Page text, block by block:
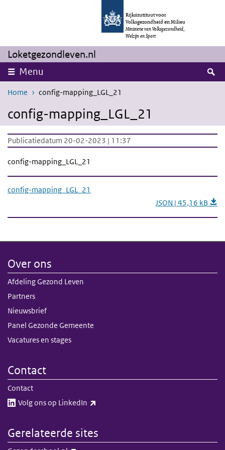
Overslaan en naar de inhoud gaan
Rijksinstituut voor
Volksgezondheid en Milieu
Ministerie van Volksgezondheid,
Welzijn en Sport
Loketgezondleven.nl
Menu
Home config-mapping_LGL_21
config-mapping_LGL_21
Publicatiedatum 20-02-2023 | 11:37
config-mapping_LGL_21
config-mapping_LGL_21
JSON | 45,16 kB
Over ons
Afdeling Gezond Leven
Partners
Nieuwsbrief
Panel Gezonde Gemeente
Vacatures en stages
Contact
Contact
Volg ons op LinkedIn​​
Gerelateerde sites